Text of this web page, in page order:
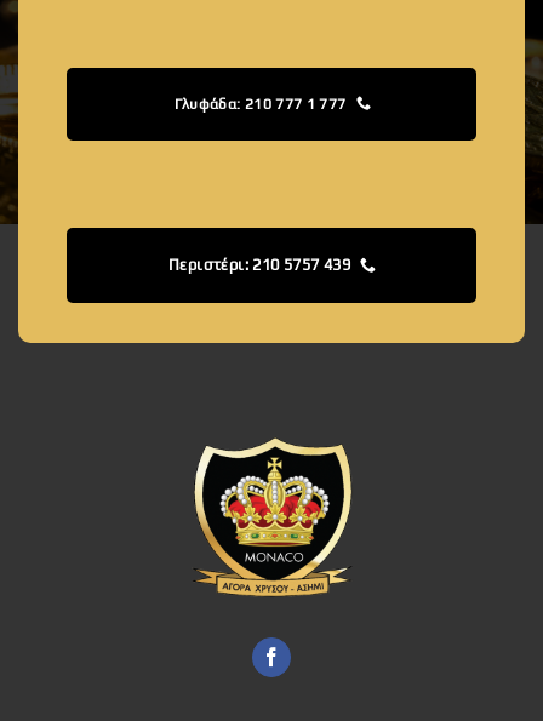
Γλυφάδα: 210 777 1 777
Περιστέρι: 210 5757 439